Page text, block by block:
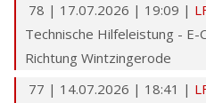
78 | 17.07.2026 | 19:09 |
Technische Hilfeleistung - E-
Richtung Wintzingerode
77 | 14.07.2026 | 18:41 |